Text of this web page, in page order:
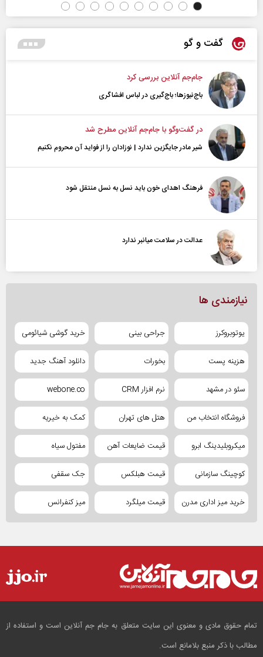
گفت و گو
جام‌جم آنلاین بررسی کرد
باج‌نیوزها؛ باج‌گیری در لباس افشاگری
در گفت‌و‌گو با جام‌جم آنلاین مطرح شد
شیر مادر جایگزین ندارد | نوزادان را از فواید آن محروم نکنیم
فرهنگ اهدای خون باید نسل به نسل منتقل شود
عدالت در سلامت میانبر ندارد
نیازمندی ها
یوتوبروکرز جراحی بینی خرید گوشی شیائومی
هزینه پست بخورات دانلود آهنگ جدید
سئو در مشهد نرم افزار CRM webone.co
فروشگاه انتخاب من هتل های تهران کمک به خیریه
میکروبلیدینگ ابرو قیمت ضایعات آهن مفتول سیاه
کوچینگ سازمانی قیمت هبلکس جک سقفی
خرید میز اداری مدرن قیمت میلگرد میز کنفرانس
تمام حقوق مادی و معنوی این سایت متعلق به جام جم آنلاین است و استفاده از
مطالب با ذکر منبع بلامانع است.